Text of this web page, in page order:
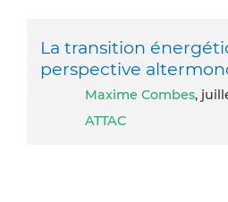
La transition
perspective
Maxime Combes,
ATTAC